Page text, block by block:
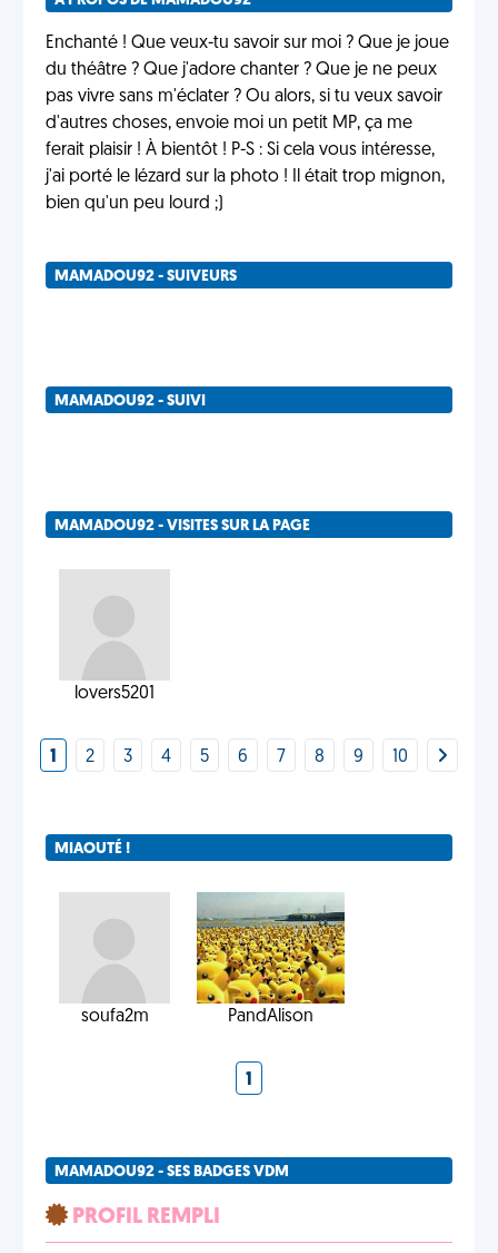
Enchanté ! Que veux-tu savoir sur moi ? Que je joue
du théâtre ? Que j'adore chanter ? Que je ne peux
pas vivre sans m'éclater ? Ou alors, si tu veux savoir
d'autres choses, envoie moi un petit MP, ça me
ferait plaisir ! À bientôt ! P-S : Si cela vous intéresse,
j'ai porté le lézard sur la photo ! Il était trop mignon,
bien qu'un peu lourd ;)
MAMADOU92 - SUIVEURS
MAMADOU92 - SUIVI
MAMADOU92 - VISITES SUR LA PAGE
lovers5201
1 2 3 4 5 6 7 8 9 10
MIAOUTÉ !
soufa2m PandAlison
1
MAMADOU92 - SES BADGES VDM
PROFIL REMPLI